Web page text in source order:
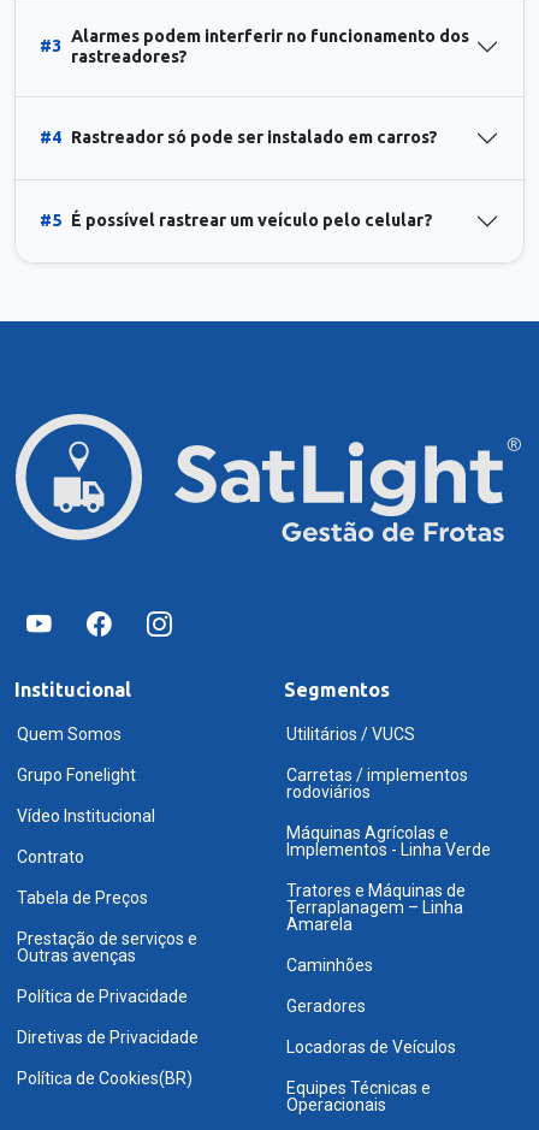
#3
Alarmes podem interferir no funcionamento dos
rastreadores?
#4 Rastreador só pode ser instalado em carros?
#5 É possível rastrear um veículo pelo celular?
Institucional
Quem Somos
Grupo Fonelight
Vídeo Institucional
Contrato
Tabela de Preços
Prestação de serviços e
Outras avenças
Política de Privacidade
Diretivas de Privacidade
Política de Cookies(BR)
Segmentos
Utilitários / VUCS
Carretas / implementos
rodoviários
Máquinas Agrícolas e
Implementos - Linha Verde
Tratores e Máquinas de
Terraplanagem – Linha
Amarela
Caminhões
Geradores
Locadoras de Veículos
Equipes Técnicas e
Operacionais